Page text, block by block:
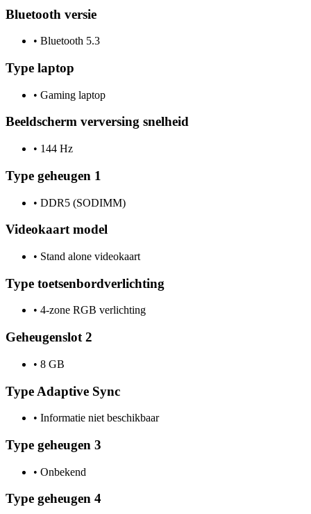
Bluetooth versie
• Bluetooth 5.3
Type laptop
• Gaming laptop
Beeldscherm verversing snelheid
• 144 Hz
Type geheugen 1
• DDR5 (SODIMM)
Videokaart model
• Stand alone videokaart
Type toetsenbordverlichting
• 4-zone RGB verlichting
Geheugenslot 2
• 8 GB
Type Adaptive Sync
• Informatie niet beschikbaar
Type geheugen 3
• Onbekend
Type geheugen 4